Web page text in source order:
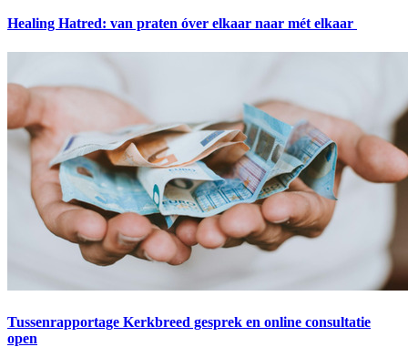
Healing Hatred: van praten óver elkaar naar mét elkaar
Tussenrapportage Kerkbreed gesprek en online consultatie
open